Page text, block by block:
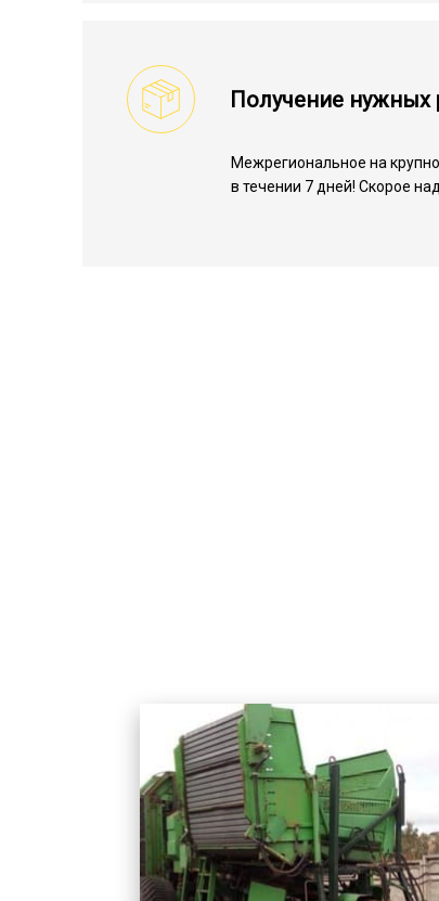
Получение нужных
Межрегиональное на
в течении 7 дней! Скорое